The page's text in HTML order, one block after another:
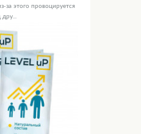
за этого провоцируется
дру...